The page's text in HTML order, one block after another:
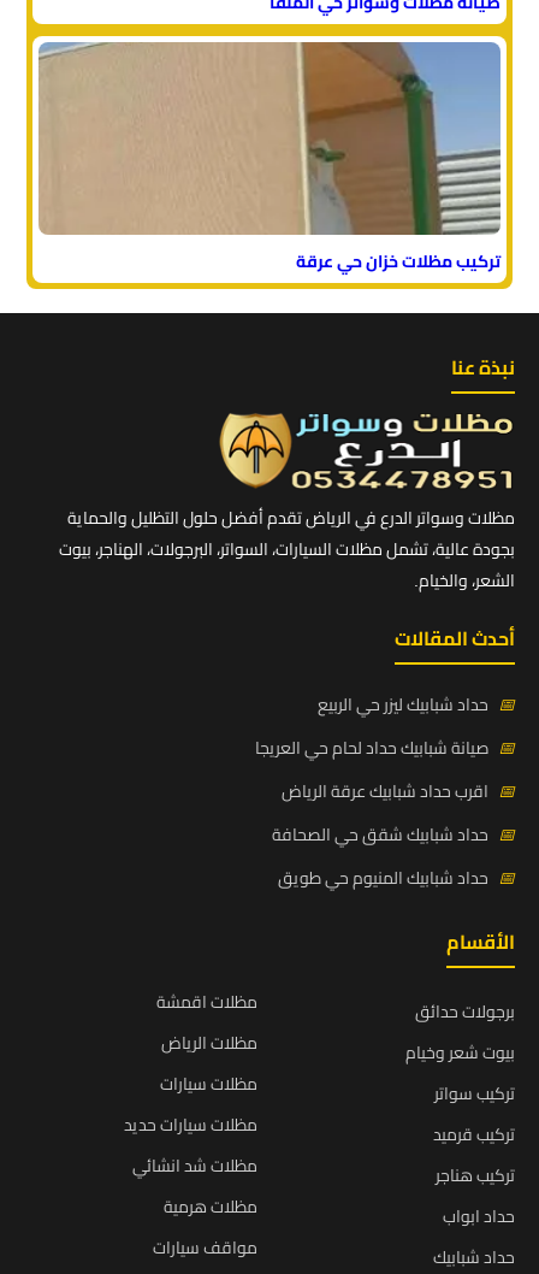
تركيب مظلات خزان حي عرقة
نبذة عنا
مظلات وسواتر الدرع في الرياض تقدم أفضل حلول التظليل والحماية
بجودة عالية، تشمل مظلات السيارات، السواتر، البرجولات، الهناجر، بيوت
الشعر، والخيام.
أحدث المقالات
📅 حداد شبابيك ليزر حي الربيع
📅 صيانة شبابيك حداد لحام حي العريجا
📅 اقرب حداد شبابيك عرقة الرياض
📅 حداد شبابيك شقق حي الصحافة
📅 حداد شبابيك المنيوم حي طويق
الأقسام
برجولات حدائق
بيوت شعر وخيام
تركيب سواتر
تركيب قرميد
تركيب هناجر
حداد ابواب
حداد شبابيك
مظلات اقمشة
مظلات الرياض
مظلات سيارات
مظلات سيارات حديد
مظلات شد انشائي
مظلات هرمية
مواقف سيارات